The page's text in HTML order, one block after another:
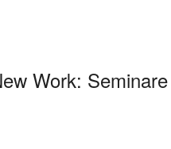
Work: